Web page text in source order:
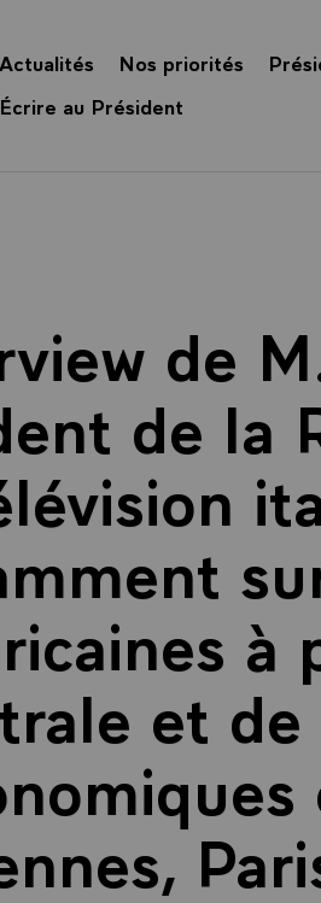
Actualités Nos priorités
Écrire au Président
de
de la
à
et